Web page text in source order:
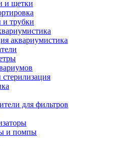
и щетки
трубки
аквариумистика
для фильтров
и помпы